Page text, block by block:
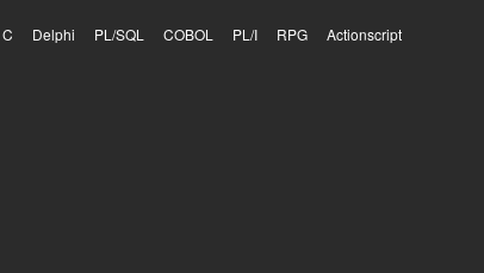
C Delphi PL/SQL COBOL PL/I RPG
Actionscript